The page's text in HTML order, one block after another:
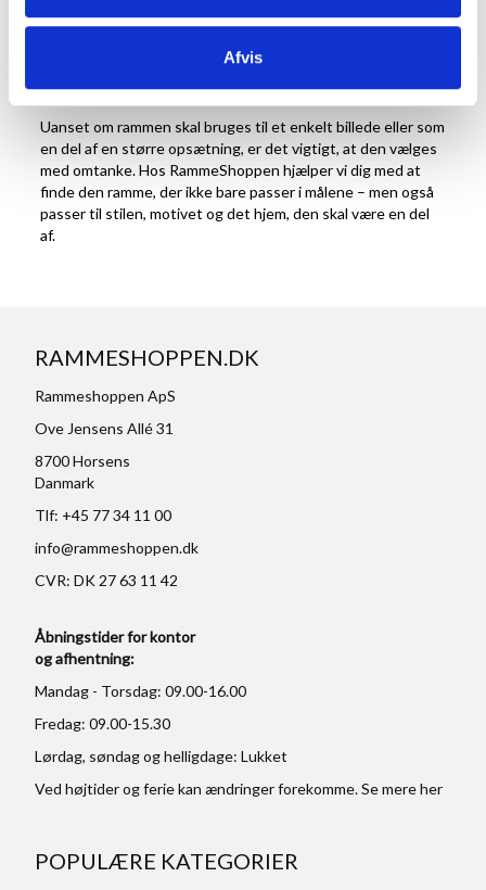
Afvis
stemning og tilføre det en særlig kant eller ro alt efter,
hvordan den er valgt. Den kan også være med til at binde
eller materialer.
Uanset om rammen skal bruges til et enkelt billede eller som
en del af en større opsætning, er det vigtigt, at den vælges
med omtanke. Hos RammeShoppen hjælper vi dig med at
finde den ramme, der ikke bare passer i målene – men også
passer til stilen, motivet og det hjem, den skal være en del
af.
RAMMESHOPPEN.DK
Rammeshoppen ApS
Ove Jensens Allé 31
8700 Horsens
Danmark
Tlf: +45 77 34 11 00
info@rammeshoppen.dk
CVR: DK 27 63 11 42
Åbningstider for kontor
og afhentning:
Mandag - Torsdag: 09.00-16.00
Fredag: 09.00-15.30
Lørdag, søndag og helligdage: Lukket
Ved højtider og ferie kan ændringer forekomme. Se mereher
POPULÆRE KATEGORIER